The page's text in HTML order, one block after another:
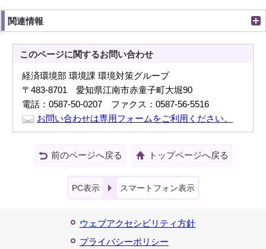
関連情報
このページに関するお問い合わせ
経済環境部 環境課 環境対策グループ
〒483-8701 愛知県江南市赤童子町大堀90
電話：0587-50-0207 ファクス：0587-56-5516
お問い合わせは専用フォームをご利用ください。
前のページへ戻る トップページへ戻る
PC表示 スマートフォン表示
ウェブアクセシビリティ方針
プライバシーポリシー